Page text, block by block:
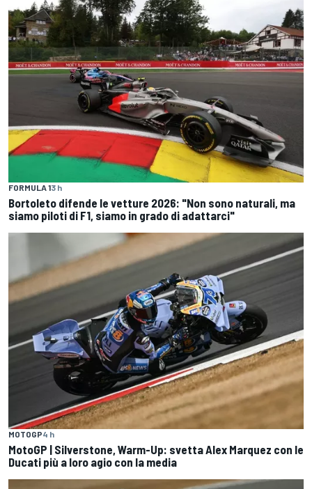
FORMULA 13 h
Bortoleto difende le vetture 2026: "Non sono naturali, ma
siamo piloti di F1, siamo in grado di adattarci"
MOTOGP4 h
MotoGP | Silverstone, Warm-Up: svetta Alex Marquez con le
Ducati più a loro agio con la media